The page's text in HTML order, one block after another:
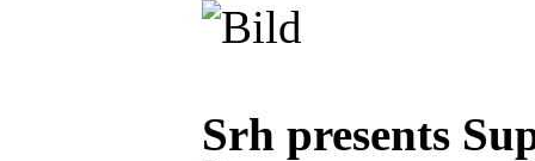
Srh presents